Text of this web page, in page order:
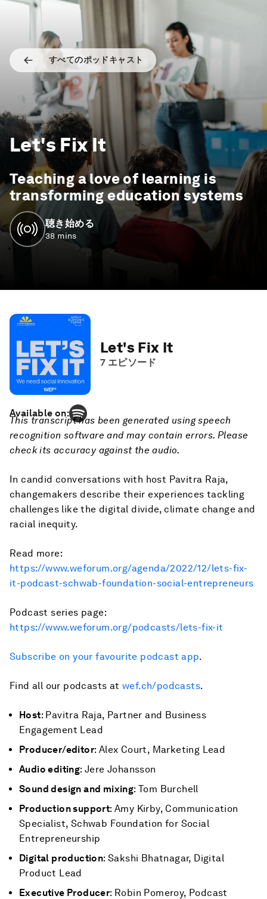
すべてのポッドキャスト
Let's Fix It
Teaching a love of learning is
transforming education systems
聴き始める
38 mins
Let's Fix It
7 エピソード
Available on:
This transcript has been generated using speech
recognition software and may contain errors. Please
check its accuracy against the audio.
In candid conversations with host Pavitra Raja,
changemakers describe their experiences tackling
challenges like the digital divide, climate change and
racial inequity.
Read more:
https://www.weforum.org/agenda/2022/12/lets-fix-
it-podcast-schwab-foundation-social-entrepreneurs
Podcast series page:
https://www.weforum.org/podcasts/lets-fix-it
Subscribe on your favourite podcast app.
Find all our podcasts at wef.ch/podcasts.
Host: Pavitra Raja, Partner and Business
Engagement Lead
Producer/editor: Alex Court, Marketing Lead
Audio editing: Jere Johansson
Sound design and mixing: Tom Burchell
Production support: Amy Kirby, Communication
Specialist, Schwab Foundation for Social
Entrepreneurship
Digital production: Sakshi Bhatnagar, Digital
Product Lead
Executive Producer: Robin Pomeroy, Podcast